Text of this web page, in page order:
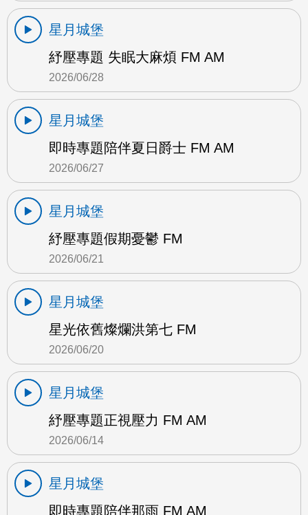
星月城堡
紓壓專題 失眠大麻煩 FM AM
2026/06/28
星月城堡
即時專題陪伴夏日爵士 FM AM
2026/06/27
星月城堡
紓壓專題假期憂鬱 FM
2026/06/21
星月城堡
星光依舊燦爛洪第七 FM
2026/06/20
星月城堡
紓壓專題正視壓力 FM AM
2026/06/14
星月城堡
即時專題陪伴那雨 FM AM